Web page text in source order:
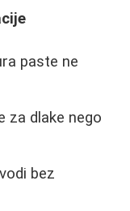
paste ne
za dlake nego
bez